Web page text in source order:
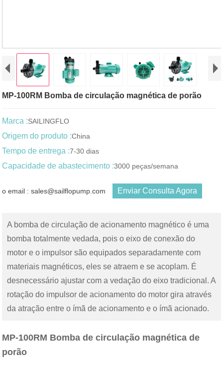
MP-100RM Bomba de circulação magnética de porão
Marca :SAILINGFLO
Origem do produto :China
Tempo de entrega :7-30 dias
Capacidade de abastecimento :3000 peças/semana
o email : sales@sailflopump.com Enviar Consulta Agora
A bomba de circulação de acionamento magnético é uma
bomba totalmente vedada, pois o eixo de conexão do
motor e o impulsor são equipados separadamente com
materiais magnéticos, eles se atraem e se acoplam. É
desnecessário ajustar com a vedação do eixo tradicional. A
rotação do impulsor de acionamento do motor gira através
da atração entre o ímã de acionamento e o ímã acionado.
MP-100RM Bomba de circulação magnética de
porão